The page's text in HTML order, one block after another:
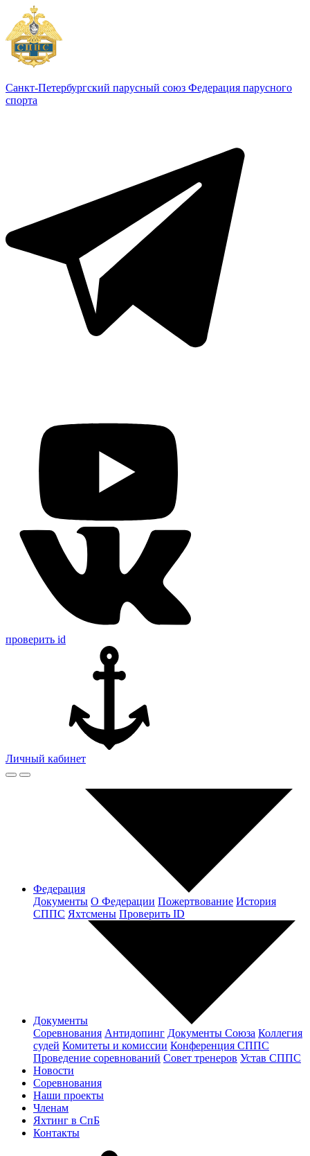
Санкт-Петербургский парусный союз Федерация парусного
спорта
проверить id
Личный кабинет
Федерация
Документы О Федерации Пожертвование История
СППС Яхтсмены Проверить ID
Документы
Соревнования Антидопинг Документы Cоюза Коллегия
судей Комитеты и комиссии Конференция СППС
Проведение соревнований Совет тренеров Устав СППС
Новости
Соревнования
Наши проекты
Членам
Яхтинг в СпБ
Контакты